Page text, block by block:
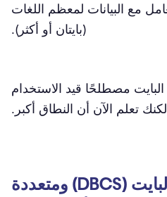
مع البيانات لمعظم اللغات
(بايتان أو أكثر).
مصطلحًا قيد الاستخدام
تعلم الآن أن النطاق أكبر.
4. اللغات مزدوجة البايت (DBCS) ومتعددة